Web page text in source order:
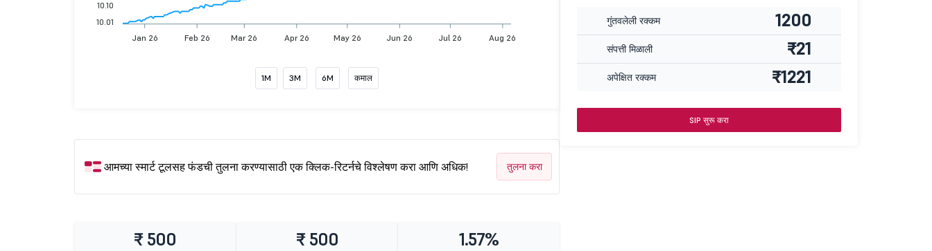
Jan 26 Feb 26 Mar 26 Apr 26 May 26 Jun 26 Jul 26 Aug 26
10.10
10.01
1M 3M 6M कमाल
आमच्या स्मार्ट टूलसह फंडची तुलना करण्यासाठी एक क्लिक-रिटर्नचे विश्लेषण करा आणि अधिक! तुलना करा
₹ 500 ₹ 500 1.57%
गुंतवलेली रक्कम 1200
संपत्ती मिळाली ₹21
अपेक्षित रक्कम ₹1221
SIP सुरू करा